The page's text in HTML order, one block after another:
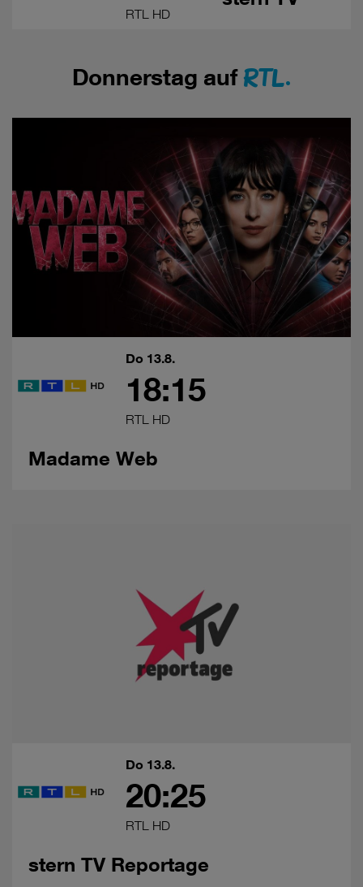
RTL HD
Donnerstag auf RTL.
Do 13.8.
18:15
RTL HD
Madame Web
Do 13.8.
20:25
RTL HD
stern TV Reportage